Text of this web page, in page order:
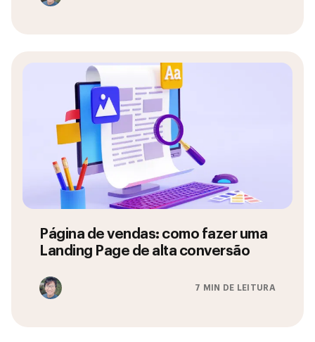
Página de vendas: como fazer uma
Landing Page de alta conversão
7 MIN DE LEITURA